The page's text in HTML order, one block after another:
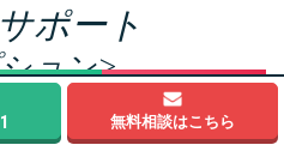
ョン
今すぐ
無料相談
ポート
ョン>
ーチ
無料相談はこちら